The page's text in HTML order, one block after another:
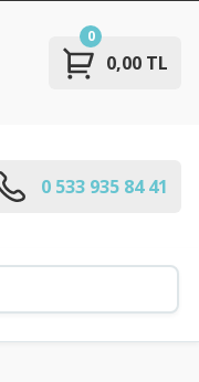
0,00 TL
0
0 533 935 84 41